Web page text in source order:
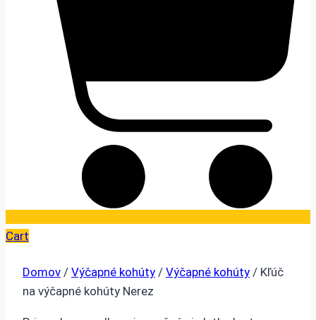
Cart
Domov / Výčapné kohúty / Výčapné kohúty / Kľúč
na výčapné kohúty Nerez